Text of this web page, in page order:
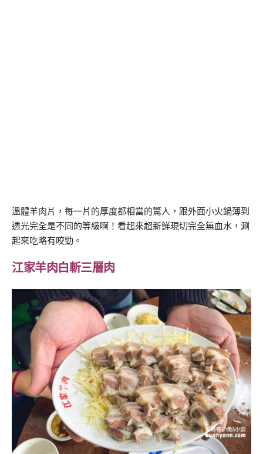
溫體羊肉片，每一片的厚度都相當的驚人，跟外面小火鍋薄到
透光完全是不同的等級啊！看起來超新鮮現切完全無血水，涮
起來吃略有咬勁。
江家羊肉白斬三層肉